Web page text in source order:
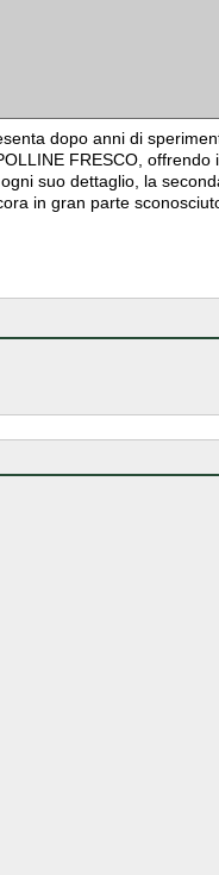
dopo anni di
FRESCO,
suo dettaglio, la
in gran parte